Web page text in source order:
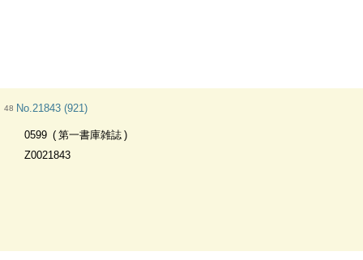
48 No.21843 (921)
0599
第一書庫雑誌
Z0021843